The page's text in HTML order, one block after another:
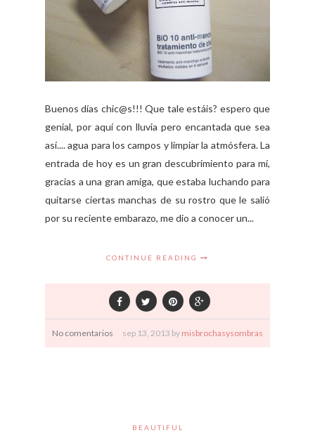
Buenos días chic@s!!! Que tale estáis? espero que
genial, por aquí con lluvia pero encantada que sea
así.... agua para los campos y limpiar la atmósfera. La
entrada de hoy es un gran descubrimiento para mí,
gracias a una gran amiga, que estaba luchando para
quitarse ciertas manchas de su rostro que le salió
por su reciente embarazo, me dio a conocer un...
CONTINUE READING
No comentarios sep 13, 2013 by misbrochasysombras
BEAUTIFUL